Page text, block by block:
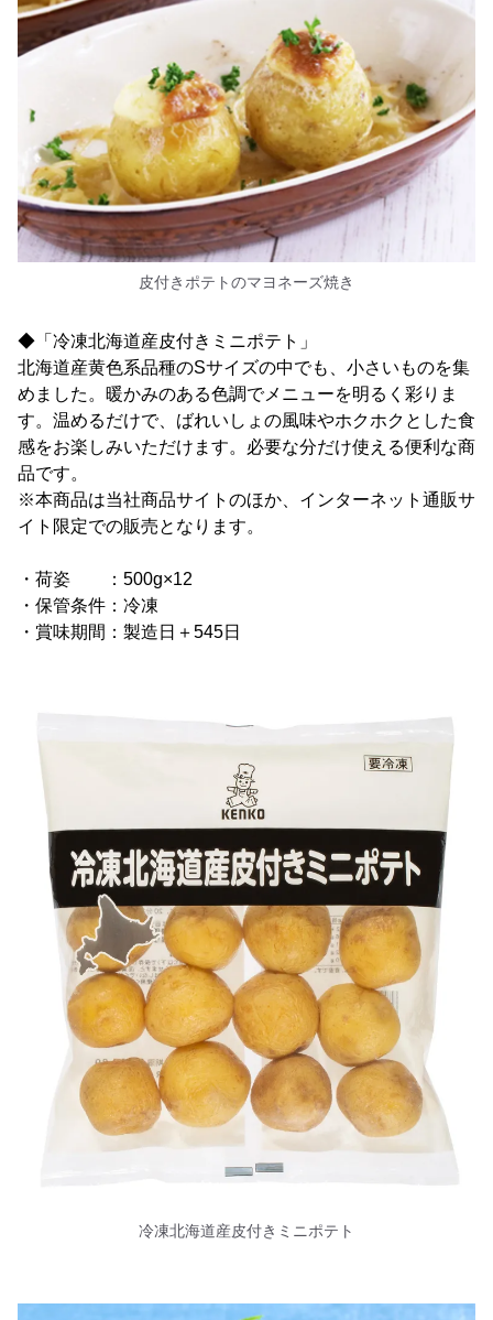
皮付きポテトのマヨネーズ焼き
◆「冷凍北海道産皮付きミニポテト」
北海道産黄色系品種のSサイズの中でも、小さいものを集
めました。暖かみのある色調でメニューを明るく彩りま
す。温めるだけで、ばれいしょの風味やホクホクとした食
感をお楽しみいただけます。必要な分だけ使える便利な商
品です。
※本商品は当社商品サイトのほか、インターネット通販サ
イト限定での販売となります。
・荷姿 ：500g×12
・保管条件：冷凍
・賞味期間：製造日＋545日
冷凍北海道産皮付きミニポテト